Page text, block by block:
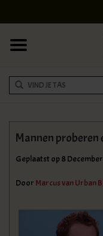
COLLEGE BAGS
RUGZAKKEN
SHELBY BROTHERS
Mannen proberen
Geplaatst op8
Door Marcus van Urban